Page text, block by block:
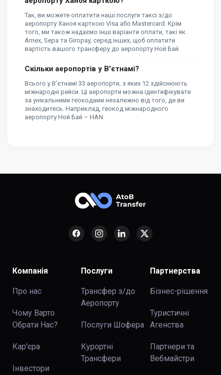
Так, ви можете оплатити наші послуги таксі з/до
аеропорту Ханоя карткою Visa або Mastercard. Крім
того, ми також надаємо інші варіанти оплати, такі як
Amex, Sepa та Giropay, серед інших, щоб оплатити
вартість вашого трансферу до аеропорту Ной Бай.
Скільки аеропортів у В'єтнамі?
Всього у В'єтнамі 33 аеропорти, з яких 12 здійснюють
міжнародні рейси. Ці аеропорти можна ідентифікувати
за унікальними геокодами незалежно від того, де ви
знаходитесь. Наприклад, геокод міжнародного
аеропорту Ной Бай – HAN.
Компанія
Про нас
Чому Варто
Обрати Нас?
Кар'єра
Інвестори
Послуги
Трансфер з/до
Аеропорту
Послуги Шофера
Курортні
Трансфери
Партнерства
Бізнес-рішення
Туристичні
Агенства
Партнери та
Вебмайстри